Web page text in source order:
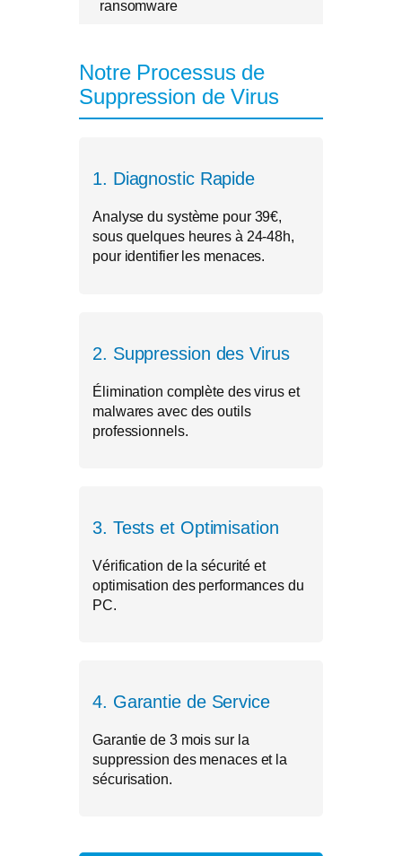
ransomware
Notre Processus de
Suppression de Virus
1. Diagnostic Rapide
Analyse du système pour 39€,
sous quelques heures à 24-48h,
pour identifier les menaces.
2. Suppression des Virus
Élimination complète des virus et
malwares avec des outils
professionnels.
3. Tests et Optimisation
Vérification de la sécurité et
optimisation des performances du
PC.
4. Garantie de Service
Garantie de 3 mois sur la
suppression des menaces et la
sécurisation.